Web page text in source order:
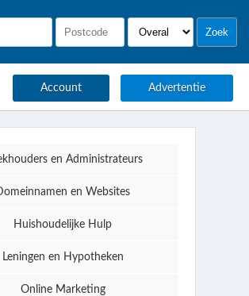
Account Advertentie
en Administrateurs
en Websites
Huishoudelijke Hulp
Leningen en Hypotheken
Online Marketing